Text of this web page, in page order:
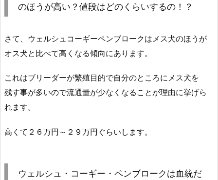
のほうが高い？値段はどのくらいするの！？
さて、ウェルシュコーギーペンブロークはメス犬のほうが
オス犬と比べて高くなる傾向にあります。
これはブリーダーが繁殖目的で自分のところにメス犬を
残す事が多いので流通量が少なくなることが理由に挙げら
れます。
高くて２６万円～２９万円ぐらいします。
ウェルシュ・コーギー・ペンブロークは血統だ